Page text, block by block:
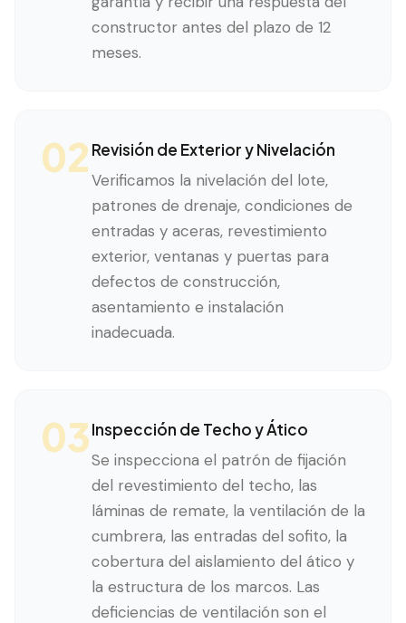
constructor antes del plazo de 12
meses.
02 Revisión de Exterior y Nivelación
Verificamos la nivelación del lote,
patrones de drenaje, condiciones de
entradas y aceras, revestimiento
exterior, ventanas y puertas para
defectos de construcción,
asentamiento e instalación
inadecuada.
03Inspección de Techo y Ático
Se inspecciona el patrón de fijación
del revestimiento del techo, las
láminas de remate, la ventilación de la
cumbrera, las entradas del sofito, la
cobertura del aislamiento del ático y
la estructura de los marcos. Las
deficiencias de ventilación son el